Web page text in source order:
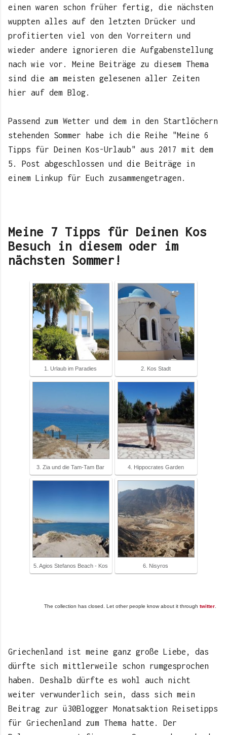
einen waren schon früher fertig, die nächsten
wuppten alles auf den letzten Drücker und
profitierten viel von den Vorreitern und
wieder andere ignorieren die Aufgabenstellung
nach wie vor. Meine Beiträge zu diesem Thema
sind die am meisten gelesenen aller Zeiten
hier auf dem Blog.
Passend zum Wetter und dem in den Startlöchern
stehenden Sommer habe ich die Reihe "Meine 6
Tipps für Deinen Kos-Urlaub" aus 2017 mit dem
5. Post abgeschlossen und die Beiträge in
einem Linkup für Euch zusammengetragen.
Meine 7 Tipps für Deinen Kos
Besuch in diesem oder im
nächsten Sommer!
1. Urlaub im Paradies 2. Kos Stadt
3. Zia und die Tam-Tam Bar 4. Hippocrates Garden
5. Agios Stefanos Beach - Kos 6. Nisyros
The collection has closed. Let other people know about it through twitter
Griechenland ist meine ganz große Liebe, das
dürfte sich mittlerweile schon rumgesprochen
haben. Deshalb dürfte es wohl auch nicht
weiter verwunderlich sein, dass sich mein
Beitrag zur ü30Blogger Monatsaktion Reisetipps
für Griechenland zum Thema hatte. Der